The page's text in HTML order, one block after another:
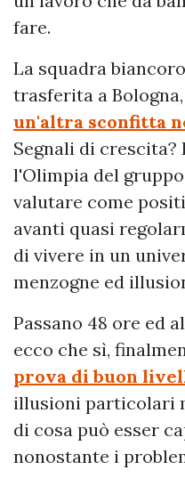
fare.
La squadra
trasferita a
un'altra sconfitta
Segnali di crescita?
l'Olimpia del
valutare come
avanti quasi
di vivere in un
menzogne ed
Passano 48 ore ed
ecco che sì,
prova di buon
illusioni particolari
di cosa può esser
nonostante i